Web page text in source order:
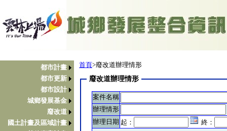
都市計畫
都市更新
都市設計
城鄉發展基金
廢改道
國土計畫及區域計畫
首頁>廢改道辦理情形
廢改道辦理情形
案件名稱
辦理情形
辦理日期 起： 終：